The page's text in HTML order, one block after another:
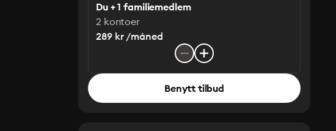
Du + 1 familiemedlem
2 kontoer
289 kr /måned
Benytt tilbud